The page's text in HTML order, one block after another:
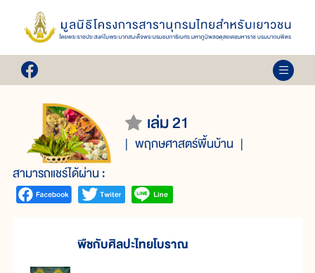
เล่ม 21
พฤกษศาสตร์พื้นบ้าน
สามารถแชร์ได้ผ่าน :
พืชกับศิลปะไทยโบราณ